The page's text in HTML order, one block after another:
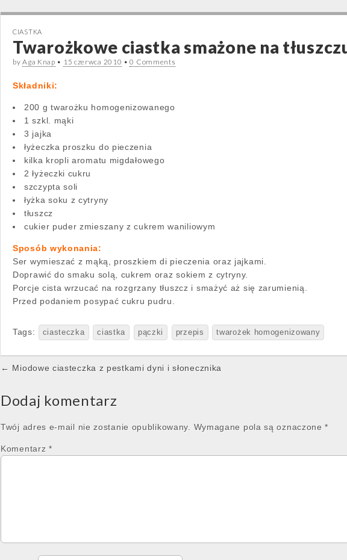
CIASTKA
Twarożkowe ciastka smażone na
byAga Knap • 15 czerwca 2010 •0 Comments
Składniki:
200 g twarożku homogenizowanego
1 szkl. mąki
3 jajka
łyżeczka proszku do pieczenia
kilka kropli aromatu migdałowego
2 łyżeczki cukru
szczypta soli
łyżka soku z cytryny
tłuszcz
cukier puder zmieszany z cukrem waniliowym
Sposób wykonania:
Ser wymieszać z mąką, proszkiem di pieczenia oraz jajkami.
Doprawić do smaku solą, cukrem oraz sokiem z cytryny.
Porcje cista wrzucać na rozgrzany tłuszcz i smażyć aż się zarumienią.
Przed podaniem posypać cukru pudru.
Tags: ciasteczka ciastka pączki przepis twarożek homogenizowany
Post
← Miodowe ciasteczka z pestkami dyni i słonecznika
Dodaj komentarz
Twój adres e-mail nie zostanie opublikowany. Wymagane pola są oznaczone*
Komentarz *